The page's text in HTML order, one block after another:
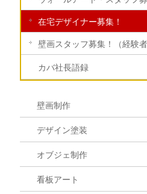
在宅デザイナー募集！
壁画スタッフ募集！（経験者
カバ社長語録
壁画制作
デザイン塗装
オブジェ制作
看板アート